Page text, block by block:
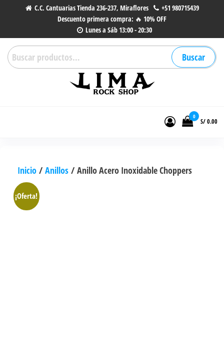
C.C. Cantuarias Tienda 236-237, Miraflores
+51 980715439
Descuento primera compra: 🔥 10% OFF
Lunes a Sáb 13:00 - 20:30
Buscar
por:
Buscar
Joyas de Acero | Tienda de
Música de Vinilos, CDs y más.
0
S/ 0.00
Inicio / Anillos / Anillo Acero Inoxidable Choppers
¡Oferta!